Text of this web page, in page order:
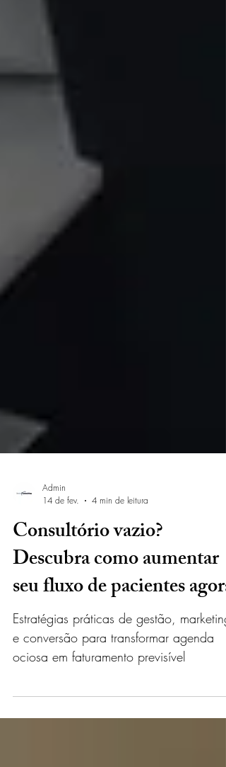
14 de fev.
4 min de leitura
Consultório vazio?
Descubra como aumentar
seu fluxo de pacientes agora!
e conversão para transformar agenda
ociosa em faturamento previsível